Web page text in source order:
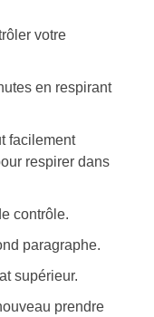
votre
en respirant
facilement
respirer dans
contrôle.
paragraphe.
supérieur.
prendre